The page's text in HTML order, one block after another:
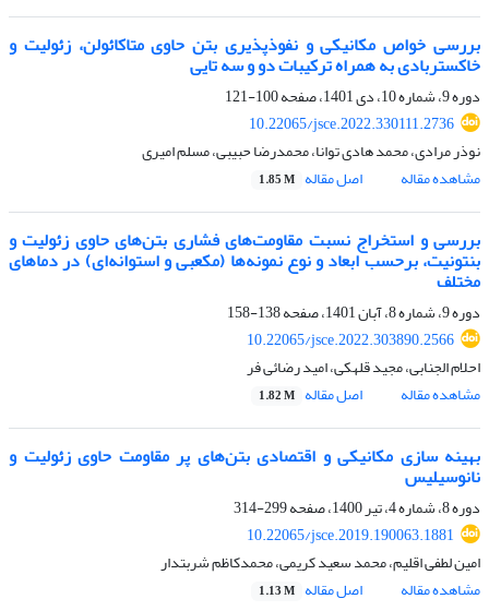
بررسی خواص مکانیکی و نفوذپذیری بتن حاوی متاکائولن، زئولیت و
خاکستربادی به همراه ترکیبات دو و سه تایی
دوره 9، شماره 10، دی 1401، صفحه
100-121
10.22065/jsce.2022.330111.2736
نوذر مرادی، محمد هادی توانا، محمدرضا حبیبی، مسلم امیری
مشاهده مقاله
اصل مقاله 1.85 M
بررسی و استخراج نسبت مقاومت‌های فشاری بتن‌های حاوی زئولیت و
بنتونیت، برحسب ابعاد و نوع نمونه‌ها (مکعبی و استوانه‌ای) در دماهای
مختلف
دوره 9، شماره 8، آبان 1401، صفحه
138-158
10.22065/jsce.2022.303890.2566
احلام الجنابی، مجید قلهکی، امید رضائی فر
مشاهده مقاله
اصل مقاله 1.82 M
بهینه سازی مکانیکی و اقتصادی بتن‌‌ها‌ی پر مقاومت حاوی زئولیت و
نانوسیلیس
دوره 8، شماره 4، تیر 1400، صفحه
299-314
10.22065/jsce.2019.190063.1881
امین لطفی اقلیم، محمد سعید کریمی، محمدکاظم شربتدار
مشاهده مقاله
اصل مقاله 1.13 M